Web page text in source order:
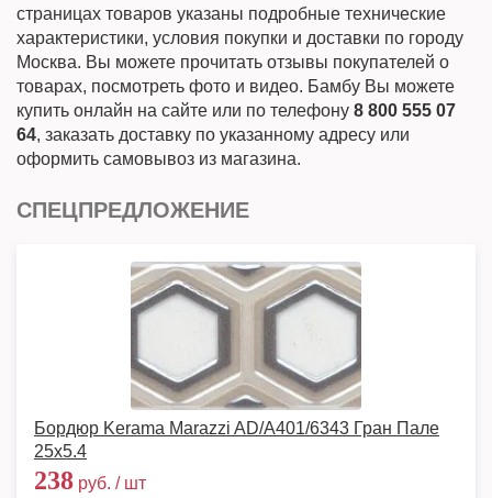
страницах товаров указаны подробные технические
характеристики, условия покупки и доставки по городу
Москва. Вы можете прочитать отзывы покупателей о
товарах, посмотреть фото и видео. Бамбу Вы можете
купить онлайн на сайте или по телефону 8 800 555 07
64, заказать доставку по указанному адресу или
оформить самовывоз из магазина.
СПЕЦПРЕДЛОЖЕНИЕ
Бордюр Kerama Marazzi AD/A401/6343 Гран Пале
25х5.4
238 руб. / шт